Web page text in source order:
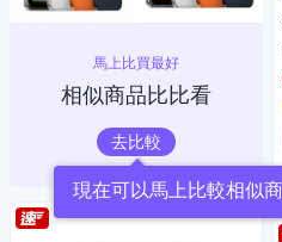
馬上比買最好
相似商品比比看
去比較